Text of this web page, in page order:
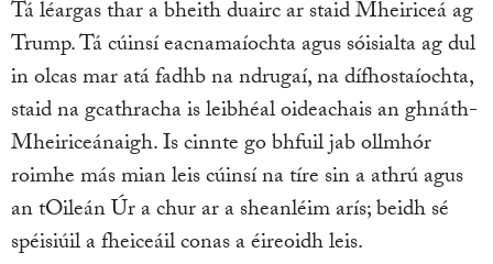
Tá léargas thar a bheith duairc ar staid Mheiriceá ag
Trump. Tá cúinsí eacnamaíochta agus sóisialta ag dul
in olcas mar atá fadhb na ndrugaí, na dífhostaíochta,
staid na gcathracha is leibhéal oideachais an ghnáth-
Mheiriceánaigh. Is cinnte go bhfuil jab ollmhór
roimhe más mian leis cúinsí na tíre sin a athrú agus
an tOileán Úr a chur ar a sheanléim arís; beidh sé
spéisiúil a fheiceáil conas a éireoidh leis.